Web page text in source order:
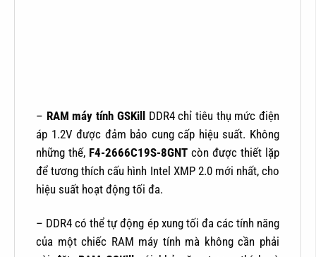
– RAM máy tính GSKill
DDR4 chỉ tiêu thụ mức điện
áp 1.2V được đảm bảo cung cấp hiệu suất. Không
những thế, F4-2666C19S-8GNT còn được thiết lặp
để tương thích cấu hình Intel XMP 2.0 mới nhất, cho
hiệu suất hoạt động tối đa.
– DDR4 có thể tự động ép xung tối đa các tính năng
của một chiếc RAM máy tính mà không cần phải